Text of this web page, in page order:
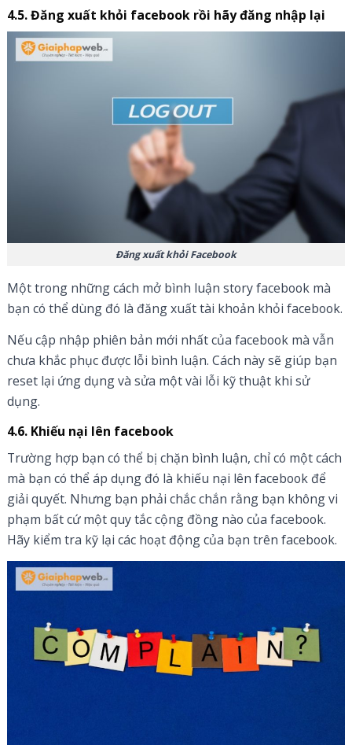
4.5. Đăng xuất khỏi facebook rồi hãy đăng nhập lại
Đăng xuất khỏi Facebook
Một trong những cách mở bình luận story facebook mà
bạn có thể dùng đó là đăng xuất tài khoản khỏi facebook.
Nếu cập nhập phiên bản mới nhất của facebook mà vẫn
chưa khắc phục được lỗi bình luận. Cách này sẽ giúp bạn
reset lại ứng dụng và sửa một vài lỗi kỹ thuật khi sử
dụng.
4.6. Khiếu nại lên facebook
Trường hợp bạn có thể bị chặn bình luận, chỉ có một cách
mà bạn có thể áp dụng đó là khiếu nại lên facebook để
giải quyết. Nhưng bạn phải chắc chắn rằng bạn không vi
phạm bất cứ một quy tắc cộng đồng nào của facebook.
Hãy kiểm tra kỹ lại các hoạt động của bạn trên facebook.